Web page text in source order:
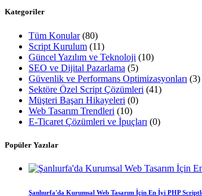
Kategoriler
Tüm Konular (80)
Script Kurulum (11)
Güncel Yazılım ve Teknoloji (10)
SEO ve Dijital Pazarlama (5)
Güvenlik ve Performans Optimizasyonları (3)
Sektöre Özel Script Çözümleri (41)
Müşteri Başarı Hikayeleri (0)
Web Tasarım Trendleri (10)
E-Ticaret Çözümleri ve İpuçları (0)
Popüler Yazılar
Şanlıurfa'da Kurumsal Web Tasarım İçin En İyi PHP